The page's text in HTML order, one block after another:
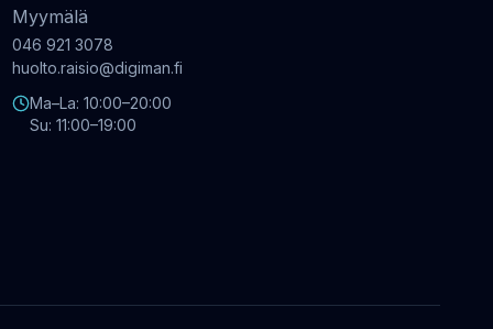
Myymälä
046 921 3078
huolto.raisio@digiman.fi
Ma–La: 10:00–20:00
Su: 11:00–19:00